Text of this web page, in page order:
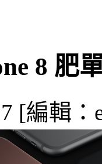
8 肥
[編輯：